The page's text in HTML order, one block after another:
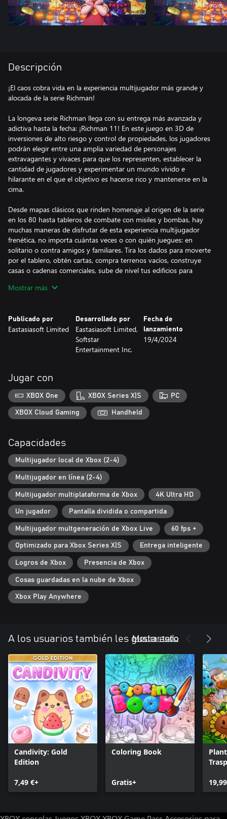
Descripción
¡El caos cobra vida en la experiencia multijugador más grande y
alocada de la serie Richman!
La longeva serie Richman llega con su entrega más avanzada y
adictiva hasta la fecha: ¡Richman 11! En este juego en 3D de
inversiones de alto riesgo y control de propiedades, los jugadores
podrán elegir entre una amplia variedad de personajes
extravagantes y vivaces para que los representen, establecer la
cantidad de jugadores y experimentar un mundo vívido e
hilarante en el que el objetivo es hacerse rico y mantenerse en la
cima.
Desde mapas clásicos que rinden homenaje al origen de la serie
en los 80 hasta tableros de combate con misiles y bombas, hay
muchas maneras de disfrutar de esta experiencia multijugador
frenética, no importa cuántas veces o con quién juegues: en
solitario o contra amigos y familiares. Tira los dados para moverte
por el tablero, obtén cartas, compra terrenos vacíos, construye
casas o cadenas comerciales, sube de nivel tus edificios para
¡y castiga a tus competidores en tu camino a la supremacía
Mostrar más
Publicado por
Eastasiasoft Limited
Desarrollado por
Eastasiasoft Limited,
Softstar
Entertainment Inc.
Fecha de
lanzamiento
19/4/2024
Jugar con
XBOX One XBOX Series X|S PC
XBOX Cloud Gaming Handheld
Capacidades
Multijugador local de Xbox (2-4)
Multijugador en línea (2-4)
Multijugador multiplataforma de Xbox 4K Ultra HD
Un jugador Pantalla dividida o compartida
Multijugador multgeneración de Xbox Live 60 fps +
Optimizado para Xbox Series X|S Entrega inteligente
Logros de Xbox Presencia de Xbox
Cosas guardadas en la nube de Xbox
Xbox Play Anywhere
A los usuarios también les gusta esto
Mostrar todo
Candivity: Gold
Edition
7,49 €+
Coloring Book
Gratis+